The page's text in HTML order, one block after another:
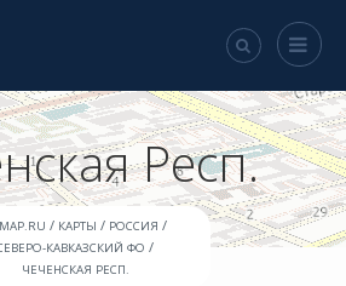
Респ.
/ КАРТЫ / РОССИЯ /
КАВКАЗСКИЙ ФО /
ЧЕЧЕНСКАЯ РЕСП.